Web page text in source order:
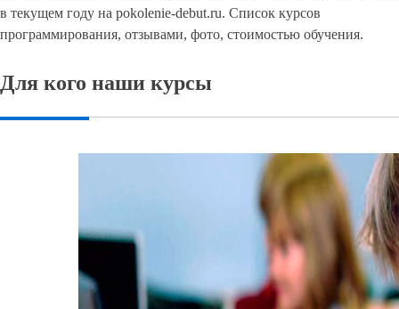
в текущем году на pokolenie-debut.ru. Список курсов
программирования, отзывами, фото, стоимостью обучения.
Для кого наши курсы